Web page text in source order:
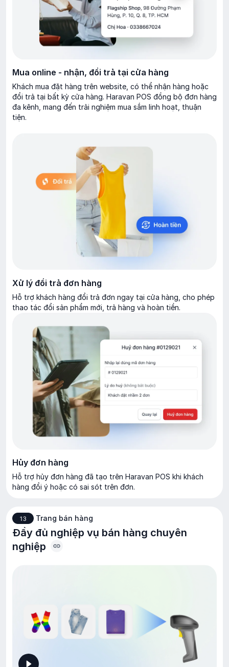
Mua online - nhận, đổi trả tại cửa hàng
Khách mua đặt hàng trên website, có thể nhận hàng hoặc
đổi trả tại bất kỳ cửa hàng. Haravan POS đồng bộ đơn hàng
đa kênh, mang đến trải nghiệm mua sắm linh hoạt, thuận
tiện.
Xử lý đổi trả đơn hàng
Hỗ trợ khách hàng đổi trả đơn ngay tại cửa hàng, cho phép
thao tác đổi sản phẩm mới, trả hàng và hoàn tiền.
Hủy đơn hàng
Hỗ trợ hủy đơn hàng đã tạo trên Haravan POS khi khách
hàng đổi ý hoặc có sai sót trên đơn.
13 Trang bán hàng
Đầy đủ nghiệp vụ bán hàng chuyên
nghiệp